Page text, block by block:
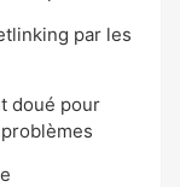
par les
doué pour